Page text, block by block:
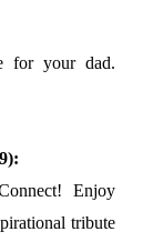
for your dad.
Enjoy
tribute